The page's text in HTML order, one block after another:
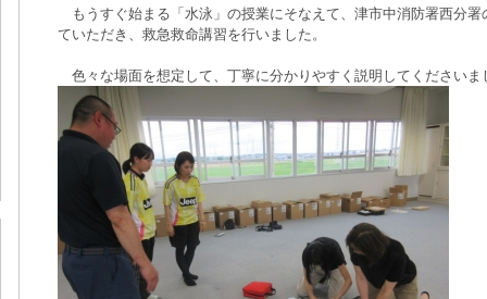
もうすぐ始まる「水泳」の授業にそなえて、津市中消防署西分署
ていただき、救急救命講習を行いました。
色々な場面を想定して、丁寧に分かりやすく説明してくださいま